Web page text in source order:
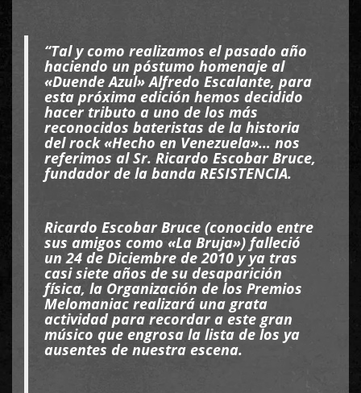
“Tal y como realizamos el pasado año
haciendo un póstumo homenaje al
«Duende Azul» Alfredo Escalante, para
esta próxima edición hemos decidido
hacer tributo a uno de los más
reconocidos bateristas de la historia
del rock «Hecho en Venezuela»… nos
referimos al Sr. Ricardo Escobar Bruce,
fundador de la banda RESISTENCIA.
Ricardo Escobar Bruce (conocido entre
sus amigos como «La Bruja») falleció
un 24 de Diciembre de 2010 y ya tras
casi siete años de su desaparición
física, la Organización de los Premios
Melomaniac realizará una grata
actividad para recordar a este gran
músico que engrosa la lista de los ya
ausentes de nuestra escena.